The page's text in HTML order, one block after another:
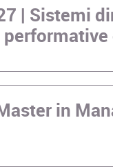
| Sistemi
in